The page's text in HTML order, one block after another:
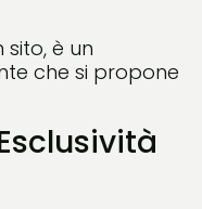
sito, è un
che si propone